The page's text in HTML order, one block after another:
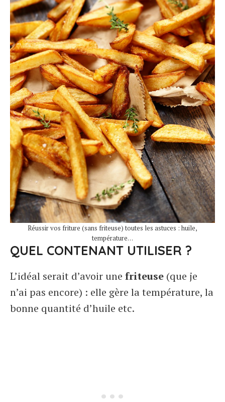
Réussir vos friture (sans friteuse) toutes les astuces : huile,
température…
QUEL CONTENANT UTILISER ?
L’idéal serait d’avoir une friteuse (que je
n’ai pas encore) : elle gère la température, la
bonne quantité d’huile etc.